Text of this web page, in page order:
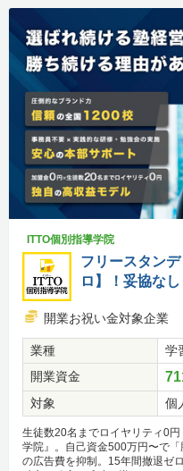
ITTO個別指導学院
フリースタン
ロ】！妥協な
開業お祝い金対象企業
業種
学
開業資金
対象 個
生徒数20名までロイヤリティ0
学院』。自己資金500万円〜で
の広告費を抑制。15年間撤退ゼ